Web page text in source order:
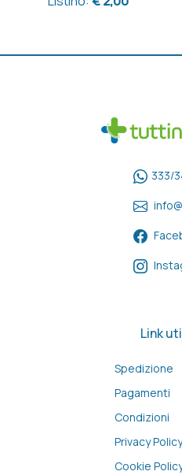
333/
Link
Spedizione
Pagamenti
Condizioni
Privacy Policy
Cookie